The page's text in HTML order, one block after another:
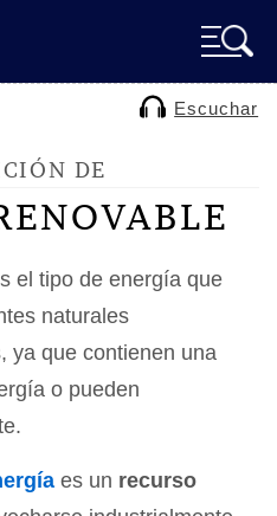
Escuchar
DE
el tipo de energía que
naturales
ya que contienen una
o pueden
es un recurso